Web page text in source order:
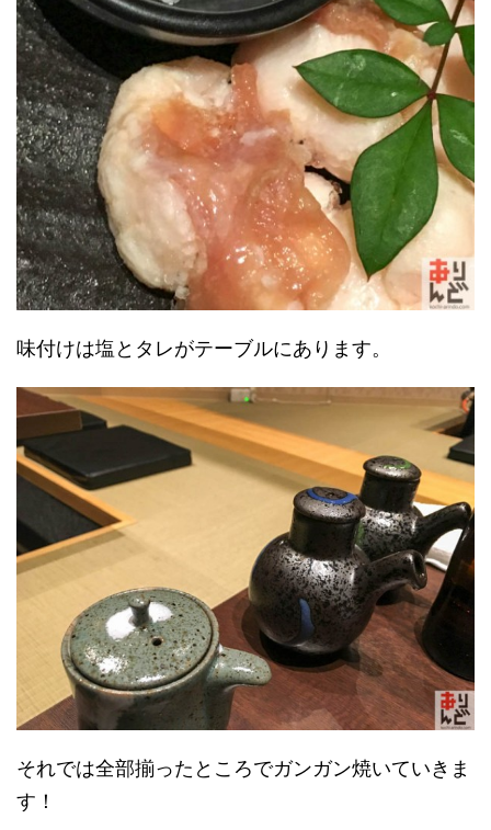
味付けは塩とタレがテーブルにあります。
それでは全部揃ったところでガンガン焼いていきま
す！